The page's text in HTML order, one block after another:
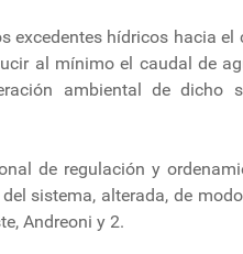
excedentes hídricos hacia el
al mínimo el caudal de
ambiental de dicho
de regulación y
sistema, alterada, de
Andreoni y 2.